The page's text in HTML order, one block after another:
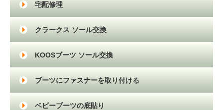
宅配修理
クラークス ソール交換
KOOSブーツ ソール交換
ブーツにファスナーを取り付ける
ベビーブーツの底貼り